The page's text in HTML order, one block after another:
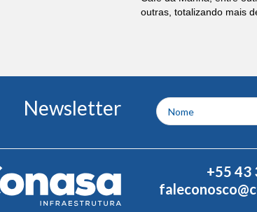
outras, totalizando mais
Newsletter
+55 43